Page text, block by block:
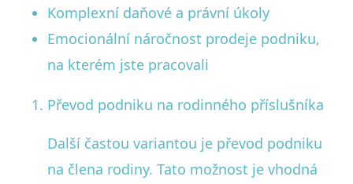
Komplexní daňové a právní úkoly
Emocionální náročnost prodeje podniku,
na kterém jste pracovali
Převod podniku na rodinného příslušníka
Další častou variantou je převod podniku
na člena rodiny. Tato možnost je vhodná